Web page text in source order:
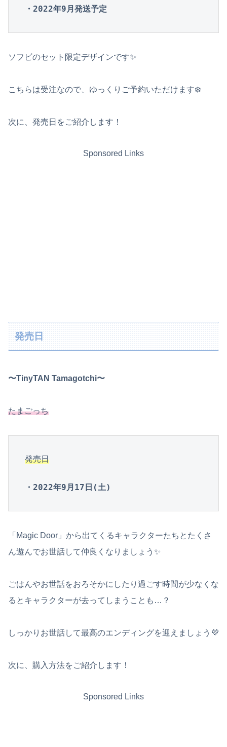
・2022年9月発送予定
ソフビのセット限定デザインです✨
こちらは受注なので、ゆっくりご予約いただけます❄️
次に、発売日をご紹介します！
Sponsored Links
発売日
〜TinyTAN Tamagotchi〜
たまごっち
発売日
・2022年9月17日(土)
「Magic Door」から出てくるキャラクターたちとたくさ
ん遊んでお世話して仲良くなりましょう✨
ごはんやお世話をおろそかにしたり過ごす時間が少なくな
るとキャラクターが去ってしまうことも…？
しっかりお世話して最高のエンディングを迎えましょう💜
次に、購入方法をご紹介します！
Sponsored Links